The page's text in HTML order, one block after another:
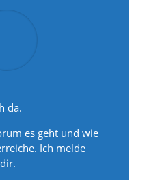
da.
es geht und wie
Ich melde